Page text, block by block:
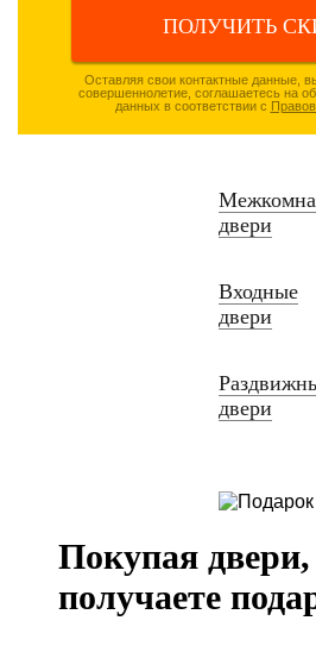
ПОЛУЧИТЬ
Оставляя свои контактные данные,
совершеннолетие, соглашаетесь на
данных в соответствии с
двери
Входные
двери
двери
Покупая
получаете